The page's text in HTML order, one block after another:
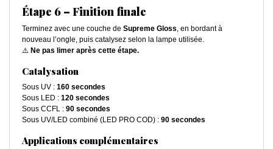
Étape 6 – Finition finale
Terminez avec une couche de Supreme Gloss, en bordant à
nouveau l’ongle, puis catalysez selon la lampe utilisée.
⚠️ Ne pas limer après cette étape.
Catalysation
Sous UV : 160 secondes
Sous LED : 120 secondes
Sous CCFL : 90 secondes
Sous UV/LED combiné (LED PRO COD) : 90 secondes
Applications complémentaires